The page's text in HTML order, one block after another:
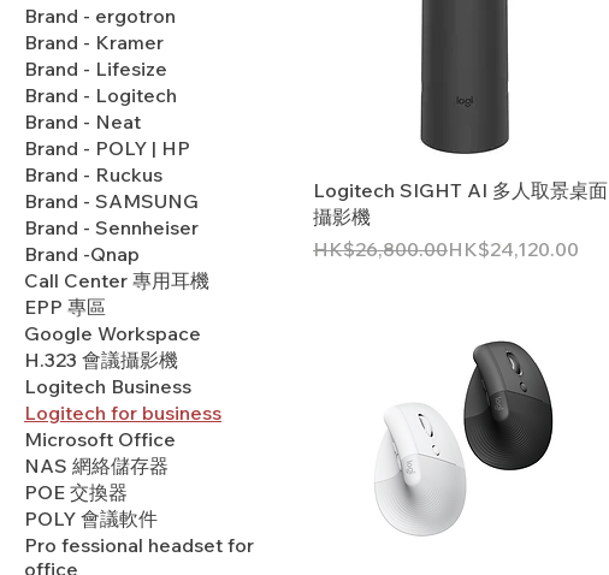
Brand - ergotron
Brand - Kramer
Brand - Lifesize
Brand - Logitech
Brand - Neat
Brand - POLY | HP
Brand - Ruckus
Brand - SAMSUNG
Brand - Sennheiser
Brand -Qnap
Call Center 專用耳機
EPP 專區
Google Workspace
H.323 會議攝影機
Logitech Business
Logitech for business
Microsoft Office
NAS 網絡儲存器
POE 交換器
POLY 會議軟件
Pro fessional headset for
office
Logitech SIGHT AI 多人取景桌面
攝影機
一般價格
HK$26,800.00
促銷價格 HK$24,120.00